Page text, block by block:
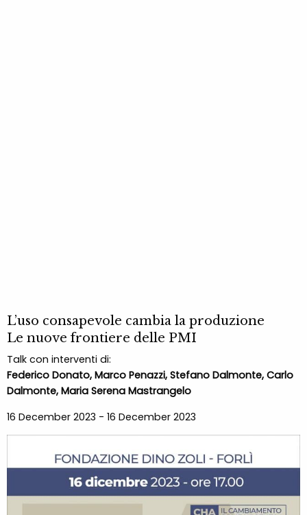
L’uso consapevole cambia la produzione
Le nuove frontiere delle PMI
Talk con interventi di:
Federico Donato, Marco Penazzi, Stefano Dalmonte, Carlo
Dalmonte, Maria Serena Mastrangelo
16 December 2023 - 16 December 2023